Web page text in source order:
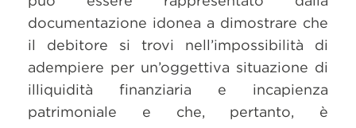
documentazione idonea a dimostrare che
il debitore si trovi nell’impossibilità di
adempiere per un’oggettiva situazione di
illiquidità finanziaria e incapienza
patrimoniale e che, pertanto, è